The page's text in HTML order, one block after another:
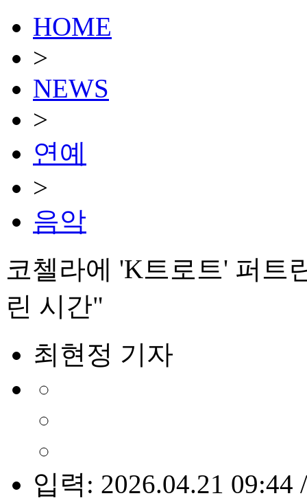
HOME
>
NEWS
>
연예
>
음악
코첼라에 'K트로트' 퍼트
린 시간"
최현정 기자
입력: 2026.04.21 09:44